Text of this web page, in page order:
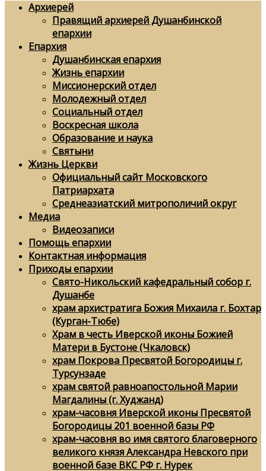
Архиерей
Правящий архиерей Душанбинской
епархии
Епархия
Душанбинская епархия
Жизнь епархии
Миссионерский отдел
Молодежный отдел
Социальный отдел
Воскресная школа
Образование и наука
Святыни
Жизнь Церкви
Официальный сайт Московского
Патриархата
Среднеазиатский митрополичий округ
Медиа
Видеозаписи
Помощь епархии
Контактная информация
Приходы епархии
Свято-Никольский кафедральный собор г.
Душанбе
храм архистратига Божия Михаила г. Бохтар
(Курган-Тюбе)
Храм в честь Иверской иконы Божией
Матери в Бустоне (Чкаловск)
храм Покрова Пресвятой Богородицы г.
Турсунзаде
храм святой равноапостольной Марии
Магдалины (г. Худжанд)
храм-часовня Иверской иконы Пресвятой
Богородицы 201 военной базы РФ
храм-часовня во имя святого благоверного
великого князя Александра Невского при
военной базе ВКС РФ г. Нурек